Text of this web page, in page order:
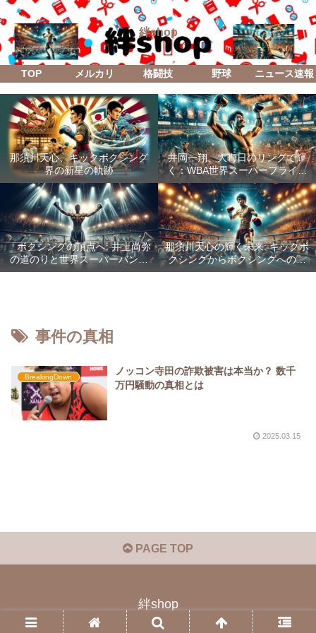
絆shop
TOP メルカリ 格闘技 野球 ニュース速報
那須川天心、キックボクシング
界の新星の軌跡
井岡一翔、大晦日のリングで輝
く：WBA世界スーパーフライ級
防衛戦「Lifetime Boxing Fights
18」
「ボクシングの頂点へ: 井上尚弥
の道のりと世界スーパーバンタ
ム級統一戦の全貌」
那須川天心の輝く未来: キックボ
クシングからボクシングへの成
功した転身
事件の真相
BreakingDown
ノッコン寺田の詐欺被害は本当か？ 数千
万円騒動の真相とは
2025.03.15
PAGE TOP
絆shop
© 2023 絆shop.